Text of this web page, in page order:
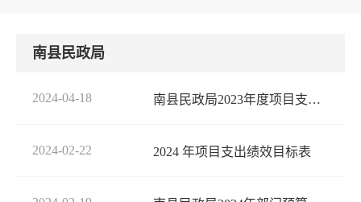
南县民政局
2024-04-18 南县民政局2023年度项目支出 绩效评价报告
2024-02-22 2024 年项目支出绩效目标表